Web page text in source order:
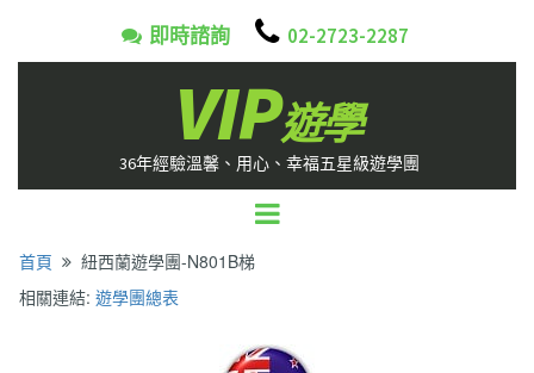
 即時諮詢  02-2723-2287
VIP遊學
36年經驗溫馨、用心、幸福五星級遊學團
首頁  紐西蘭遊學團-N801B梯
相關連結: 遊學團總表